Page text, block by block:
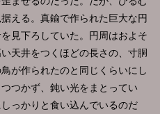
える。真鍮で作られた巨大な円
見下ろしていた。円周はおよそ
天井をつくほどの長さの、寸胴
が作られたのと同じくらいにし
つかず、鈍い光をまとってい
っかりと食い込んでいるのだ